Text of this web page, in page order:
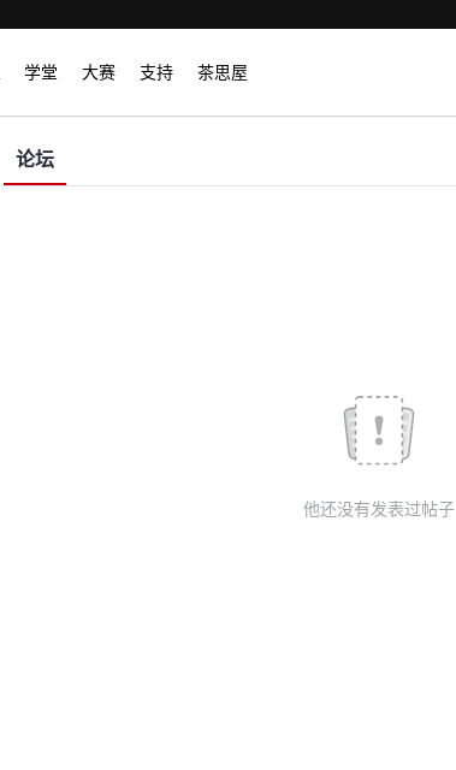
学堂 大赛 支持 茶思屋
论坛
他还没有发表过帖子